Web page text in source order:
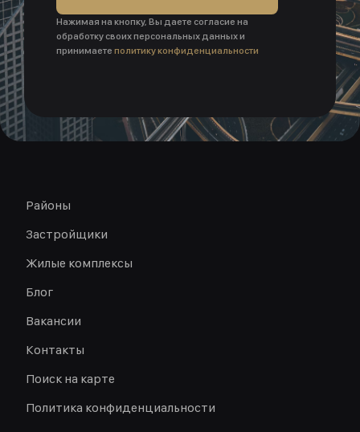
Нажимая на кнопку, Вы даете согласие на
обработку своих персональных данных и
принимаете политику конфиденциальности
Районы
Застройщики
Жилые комплексы
Блог
Вакансии
Контакты
Поиск на карте
Политика конфиденциальности